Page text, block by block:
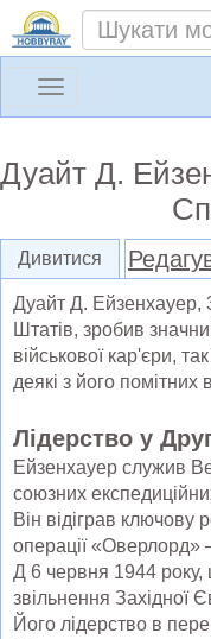
Toggle
Дуайт Д.
Дивитися
Дуайт Д. Ейзенхауер,
Штатів, зробив
військової кар'єри,
деякі з його помітних
Лідерство у
Ейзенхауер служив
союзних
Він відіграв ключову
операції
Д 6 червня 1944
звільнення Західної
Його лідерство в